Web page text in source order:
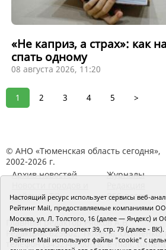
«Не каприз, а страх»: как
спать одному
08 августа 2026, 11:20
1 2 3 4 5 >
© АНО «Тюменская область сегодня»,
2002-2026 г.
Архив новостей
районов ТО
Журналы
RSS поток
Главный редактор Рябков А.В.
Редакция: 625002, Тюмень, Осипенко,
телефон (3452)49-00-18, e-mail:
Настоящий ресурс использует сервисы веб-
Рейтинг Mail, предоставляемые компаниями
Москва, ул. Л. Толстого, 16 (далее — Яндекс) и
Ленинградский проспект 39, стр. 79 (далее -
Рейтинг Mail используют файлы "cookie" с